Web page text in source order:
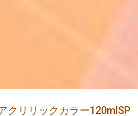
クリリックカラー120mlSP